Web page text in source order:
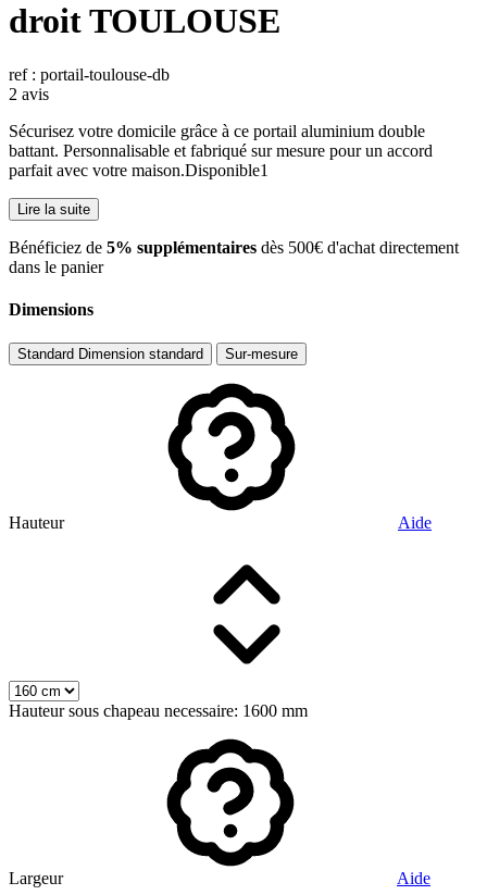
droit TOULOUSE
ref : portail-toulouse-db
2 avis
Sécurisez votre domicile grâce à ce portail aluminium double
battant. Personnalisable et fabriqué sur mesure pour un accord
parfait avec votre maison.Disponible1
Lire la suite
​Bénéficiez de 5% supplémentaires dès 500€ d'achat directement
dans le panier
Dimensions
Standard Dimension standard Sur-mesure
Hauteur Aide
Hauteur sous chapeau necessaire: 1600 mm
Largeur Aide